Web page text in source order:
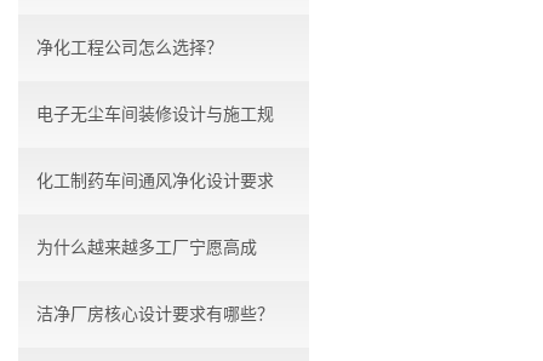
净化工程公司怎么选择？
电子无尘车间装修设计与施工规
范...
化工制药车间通风净化设计要求
为什么越来越多工厂宁愿高成
本，...
洁净厂房核心设计要求有哪些？